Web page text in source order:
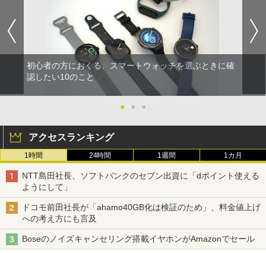
初心者の方におくる、スマートウォッチを選ぶときに確
認したい10のこと
● ● ●
アクセスランキング
1時間 24時間 1週間 1カ月
NTT島田社長、ソフトバンクのセブン出資に「dポイント使える
ようにして」
ドコモ前田社長が「ahamo40GB化は検証のため」、料金値上げ
への考え方にも言及
Boseのノイズキャンセリング搭載イヤホンがAmazonでセール